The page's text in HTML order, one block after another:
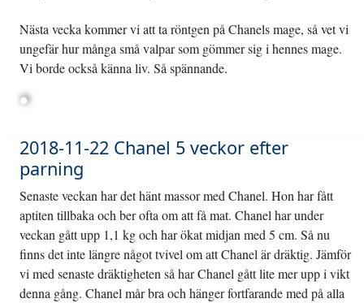
Nästa vecka kommer vi att ta röntgen på Chanels mage, så vet vi
ungefär hur många små valpar som gömmer sig i hennes mage.
Vi borde också känna liv. Så spännande.
2018-11-22 Chanel 5 veckor efter
parning
Senaste veckan har det hänt massor med Chanel. Hon har fått
aptiten tillbaka och ber ofta om att få mat. Chanel har under
veckan gått upp 1,1 kg och har ökat midjan med 5 cm. Så nu
finns det inte längre något tvivel om att Chanel är dräktig. Jämför
vi med senaste dräktigheten så har Chanel gått lite mer upp i vikt
denna gång. Chanel mår bra och hänger fortfarande med på alla